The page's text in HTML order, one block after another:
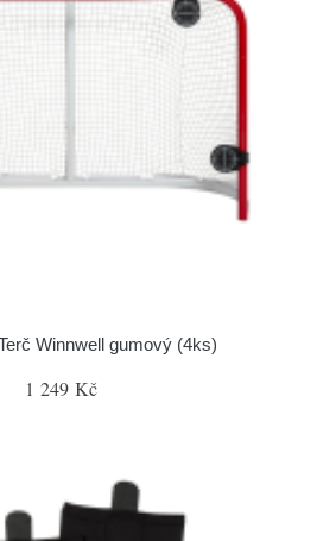
Winnwell gumový (4ks)
1 249 Kč